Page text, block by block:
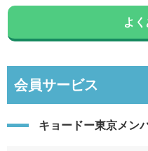
よ
会員サービス
キョードー東京メン